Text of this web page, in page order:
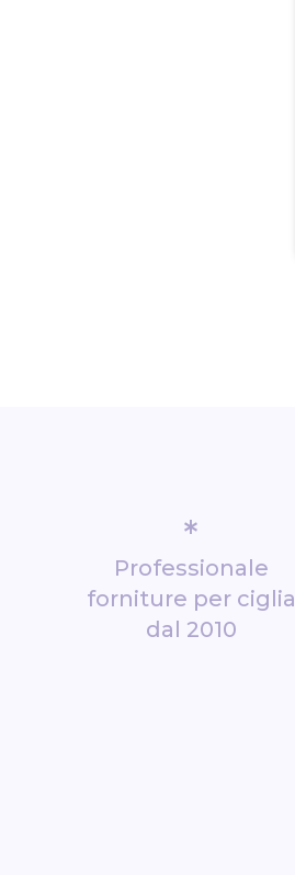
*
Professionale
forniture per ciglia
dal 2010